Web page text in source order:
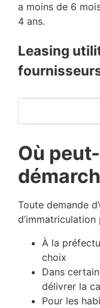
a moins de 6
4 ans.
Leasing
Où
Toute demande
À la
choix
Dans
délivrer la
Pour les